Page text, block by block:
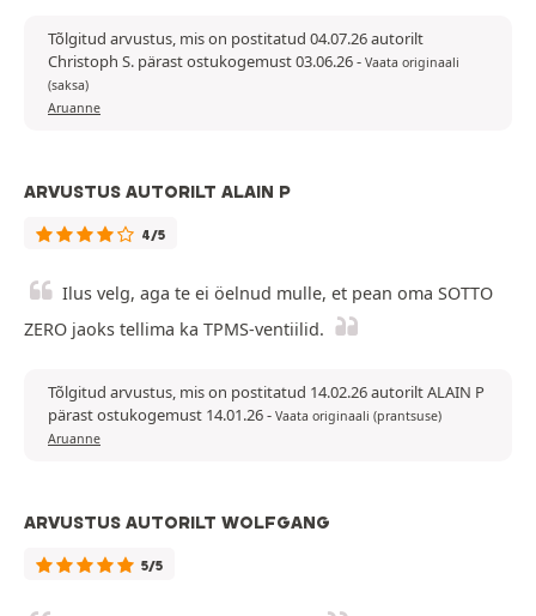
Tõlgitud arvustus, mis on postitatud 04.07.26 autorilt
Christoph S. pärast ostukogemust 03.06.26- Vaata originaali
(saksa)
Aruanne
ARVUSTUS AUTORILT ALAIN P
4/5
Ilus velg, aga te ei öelnud mulle, et pean oma SOTTO
ZERO jaoks tellima ka TPMS-ventiilid.
Tõlgitud arvustus, mis on postitatud 14.02.26 autorilt ALAIN P
pärast ostukogemust 14.01.26- Vaata originaali (prantsuse)
Aruanne
ARVUSTUS AUTORILT WOLFGANG
5/5